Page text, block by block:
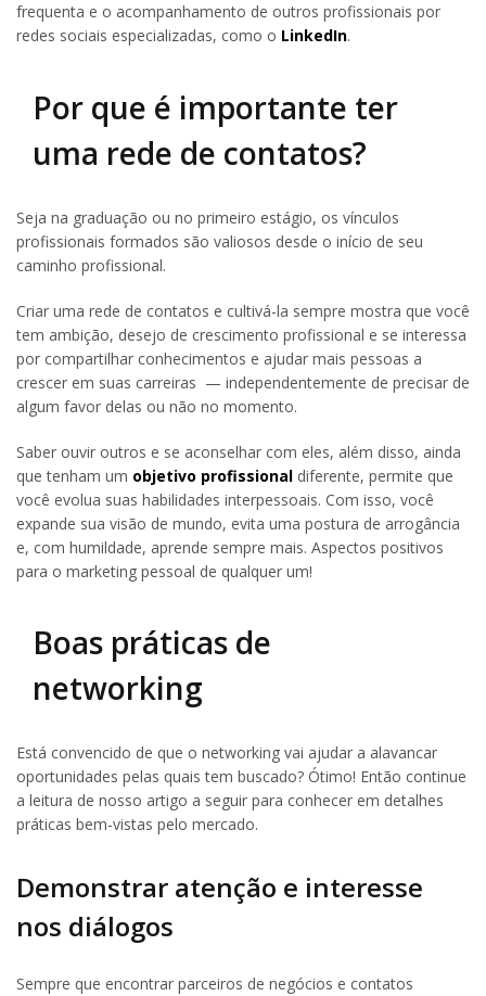
frequenta e o acompanhamento de outros profissionais por
redes sociais especializadas, como o LinkedIn.
Por que é importante ter
uma rede de contatos?
Seja na graduação ou no primeiro estágio, os vínculos
profissionais formados são valiosos desde o início de seu
caminho profissional.
Criar uma rede de contatos e cultivá-la sempre mostra que você
tem ambição, desejo de crescimento profissional e se interessa
por compartilhar conhecimentos e ajudar mais pessoas a
crescer em suas carreiras — independentemente de precisar de
algum favor delas ou não no momento.
Saber ouvir outros e se aconselhar com eles, além disso, ainda
que tenham um objetivo profissional diferente, permite que
você evolua suas habilidades interpessoais. Com isso, você
expande sua visão de mundo, evita uma postura de arrogância
e, com humildade, aprende sempre mais. Aspectos positivos
para o marketing pessoal de qualquer um!
Boas práticas de
networking
Está convencido de que o networking vai ajudar a alavancar
oportunidades pelas quais tem buscado? Ótimo! Então continue
a leitura de nosso artigo a seguir para conhecer em detalhes
práticas bem-vistas pelo mercado.
Demonstrar atenção e interesse
nos diálogos
Sempre que encontrar parceiros de negócios e contatos